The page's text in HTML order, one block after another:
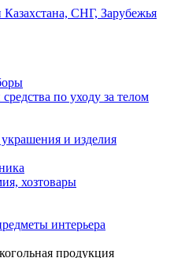
по уходу за телом
и изделия
хозтовары
интерьера
продукция